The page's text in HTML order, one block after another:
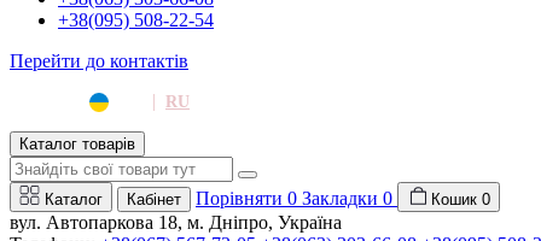
+38(095) 508-22-54
Перейти до контактів
| RU
Каталог товарів
Каталог Кабінет Порівняти 0 Закладки 0 Кошик 0
вул. Автопаркова 18, м. Дніпро, Україна